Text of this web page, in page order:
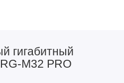
гигабитный
M32 PRO